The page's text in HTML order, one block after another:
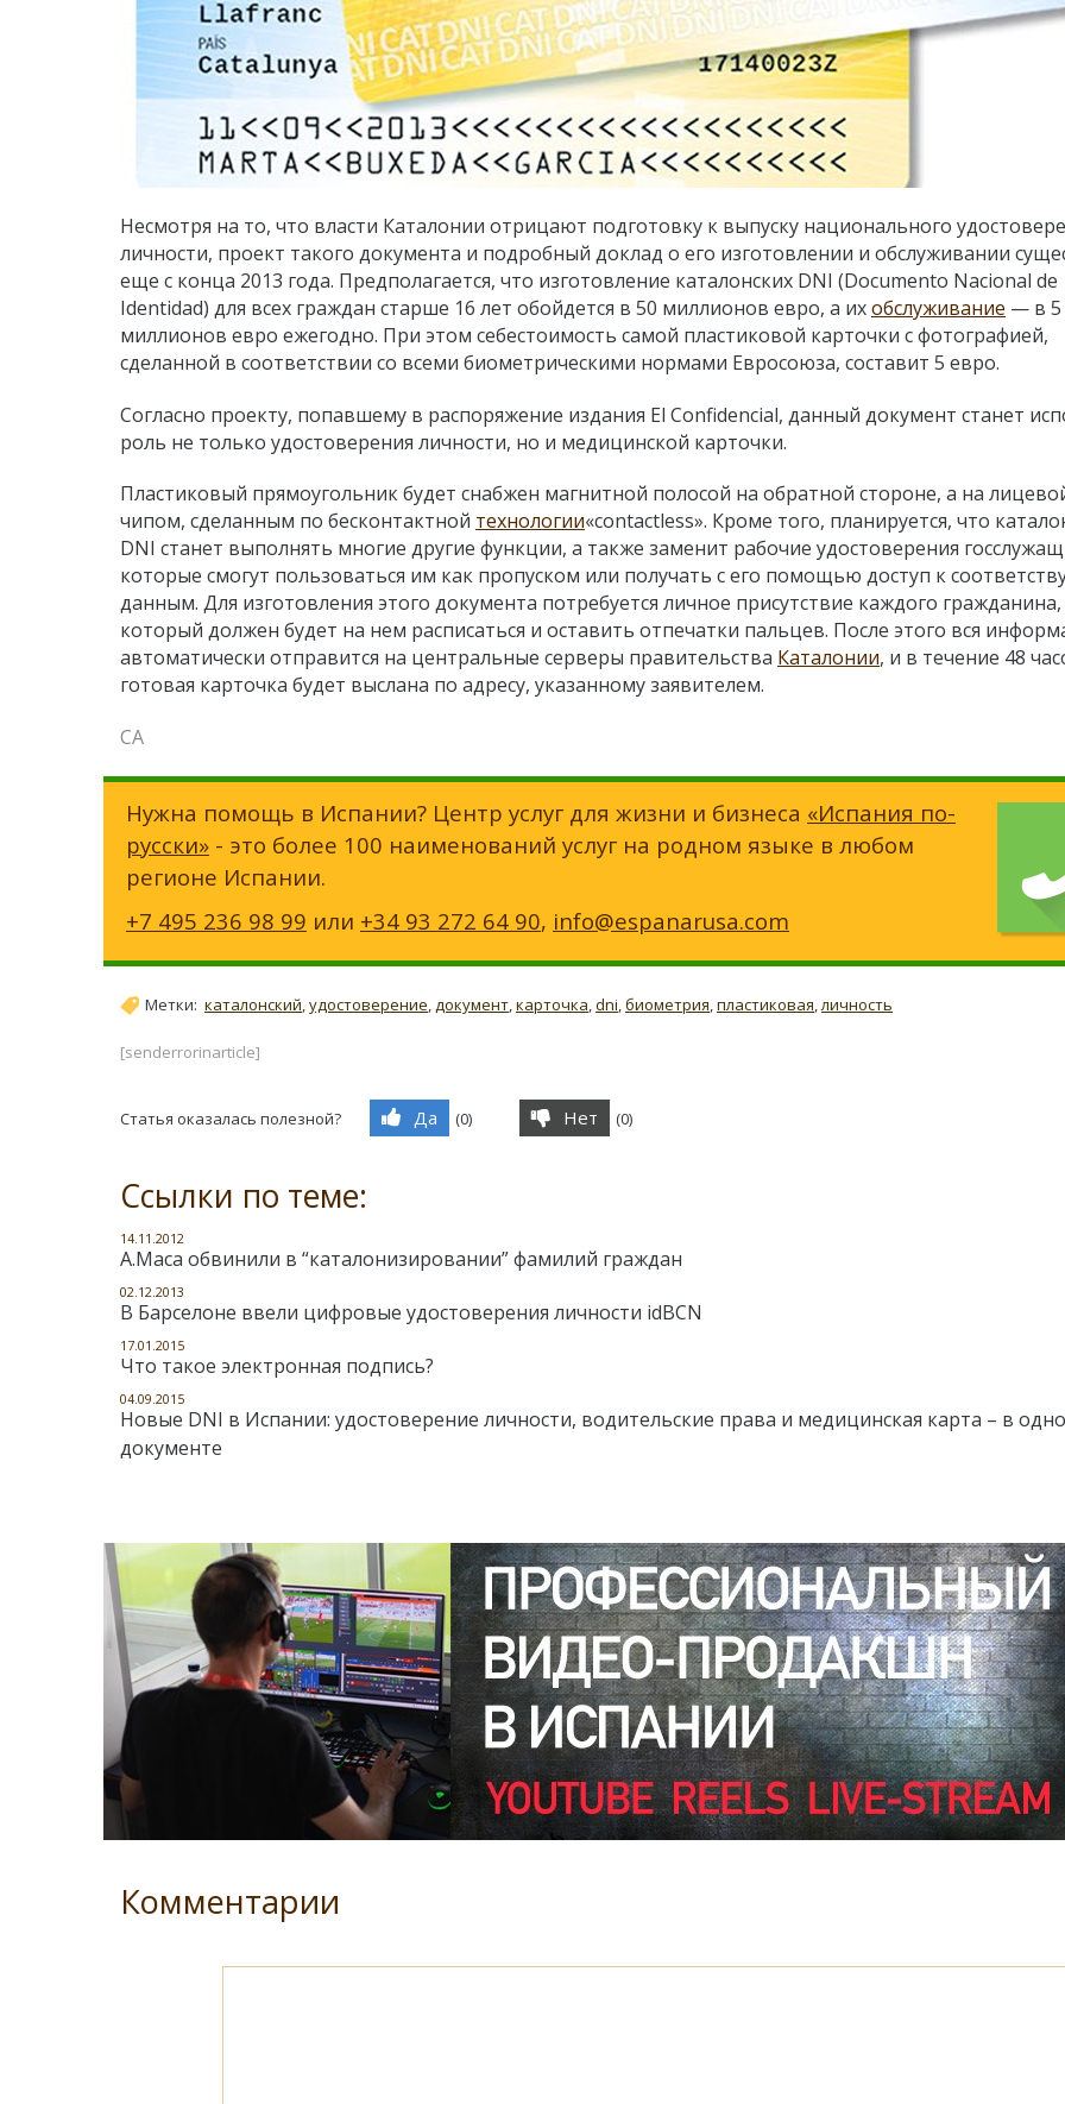
Несмотря на то, что власти Каталонии отрицают подготовку к выпуску национального
личности, проект такого документа и подробный доклад о его изготовлении и обслуживании
еще с конца 2013 года. Предполагается, что изготовление каталонских DNI (Documento Nacional de
Identidad) для всех граждан старше 16 лет обойдется в 50 миллионов евро, а ихобслуживание — в 5
миллионов евро ежегодно. При этом себестоимость самой пластиковой карточки с фотографией,
сделанной в соответствии со всеми биометрическими нормами Евросоюза, составит 5 евро.
Согласно проекту, попавшему в распоряжение издания El Confidencial, данный документ станет
роль не только удостоверения личности, но и медицинской карточки.
Пластиковый прямоугольник будет снабжен магнитной полосой на обратной стороне, а на
чипом, сделанным по бесконтактной технологии«contactless». Кроме того, планируется, что
DNI станет выполнять многие другие функции, а также заменит рабочие удостоверения
которые смогут пользоваться им как пропуском или получать с его помощью доступ к
данным. Для изготовления этого документа потребуется личное присутствие каждого гражданина,
который должен будет на нем расписаться и оставить отпечатки пальцев. После этого вся
автоматически отправится на центральные серверы правительства Каталонии, и в течение 48
готовая карточка будет выслана по адресу, указанному заявителем.
СА
Нужна помощь в Испании? Центр услуг для жизни и бизнеса «Испания по-
русски» - это более 100 наименований услуг на родном языке в любом
регионе Испании.
+7 495 236 98 99 или +34 93 272 64 90, info@espanarusa.com
Метки: каталонский,удостоверение,документ,карточка,dni,биометрия,пластиковая,личность
[senderrorinarticle]
Статья оказалась полезной? Да (0) Нет (0)
Ссылки по теме:
14.11.2012
А.Маса обвинили в “каталонизировании” фамилий граждан
02.12.2013
В Барселоне ввели цифровые удостоверения личности idBCN
17.01.2015
Что такое электронная подпись?
04.09.2015
Новые DNI в Испании: удостоверение личности, водительские права и медицинская карта – в
документе
Комментарии